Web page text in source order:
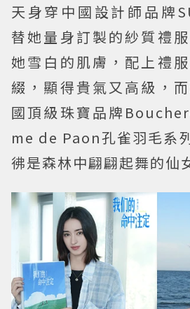
天身穿中國設計師品牌
替她量身訂製的紗質禮
她雪白的肌膚，配上禮
綴，顯得貴氣又高級，
國頂級珠寶品牌
me de Paon孔雀羽毛系
彿是森林中翩翩起舞的仙